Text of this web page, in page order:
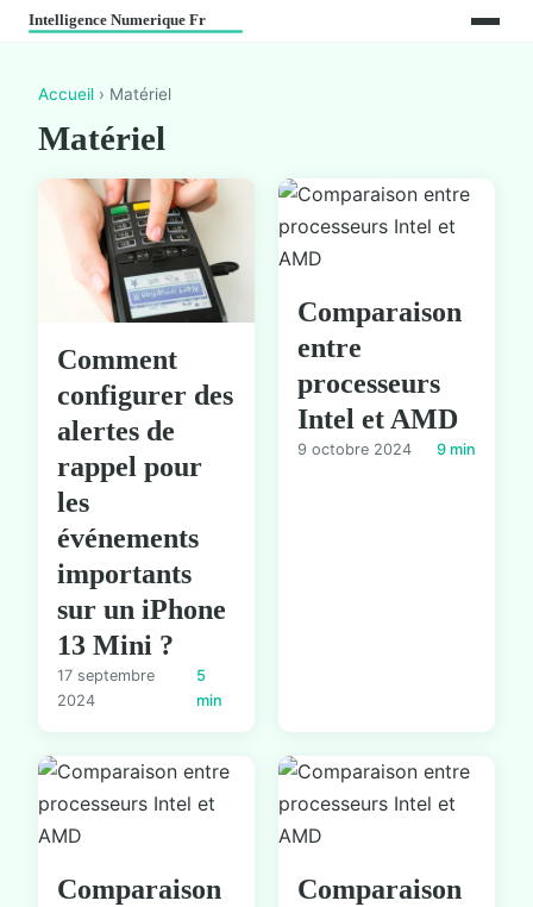
Accueil › Matériel
Matériel
Comment
configurer des
alertes de
rappel pour
les
événements
importants
sur un iPhone
13 Mini ?
17 septembre
2024
5
min
Comparaison
entre
processeurs
Intel et AMD
9 octobre 2024 9 min
Comparaison
Comparaison